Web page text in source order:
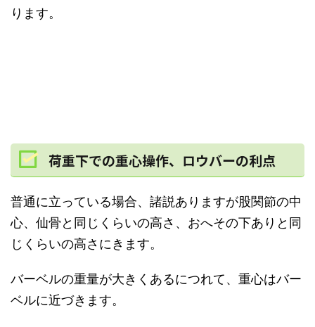
ります。
荷重下での重心操作、ロウバーの利点
普通に立っている場合、諸説ありますが股関節の中
心、仙骨と同じくらいの高さ、おへその下ありと同
じくらいの高さにきます。
バーベルの重量が大きくあるにつれて、重心はバー
ベルに近づきます。